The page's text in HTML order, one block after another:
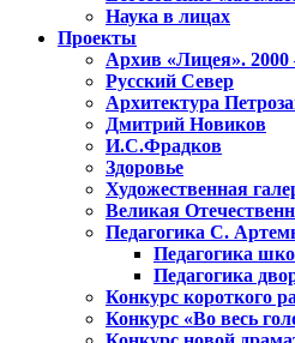
Наука в лицах
Проекты
Архив «Лицея».
Русский Север
Архитектура
Дмитрий Новиков
И.С.Фрадков
Здоровье
Художественная
Великая
Педагогика С.
Педагогика
Педагогика
Конкурс короткого
Конкурс «Во весь